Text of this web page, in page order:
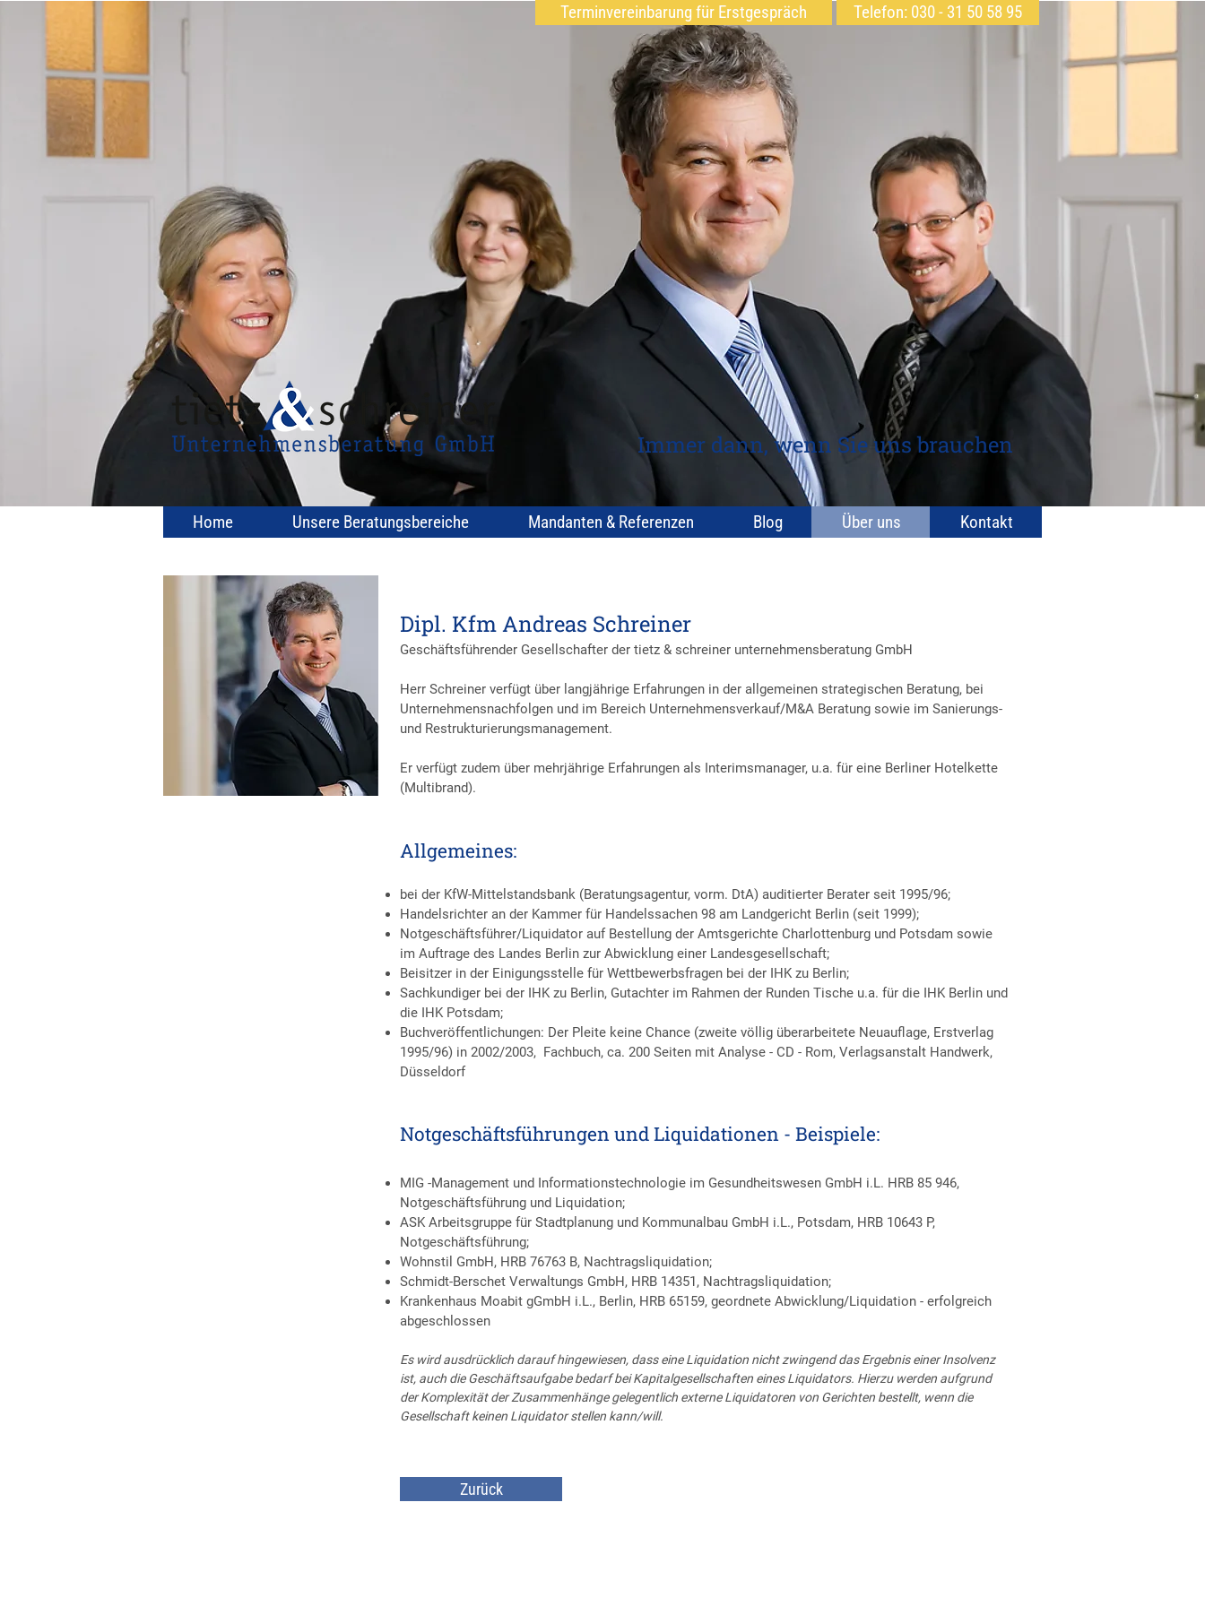
Terminvereinbarung für Erstgespräch
Immer dann, wenn Sie uns brauchen
Telefon: 030 - 31 50 58 95
Home Unsere Beratungsbereiche Mandanten & Referenzen Blog Über uns Kontakt
Dipl. Kfm Andreas Schreiner
Geschäftsführender Gesellschafter der tietz & schreiner unternehmensberatung GmbH
Herr Schreiner verfügt über langjährige Erfahrungen in der allgemeinen strategischen Beratung, bei
Unternehmensnachfolgen und im Bereich Unternehmensverkauf/M&A Beratung sowie im Sanierungs-
und Restrukturierungsmanagement.
Er verfügt zudem über mehrjährige Erfahrungen als Interimsmanager, u.a. für eine Berliner Hotelkette
(Multibrand).
Allgemeines:
bei der KfW-Mittelstandsbank (Beratungsagentur, vorm. DtA) auditierter Berater seit 1995/96;
Handelsrichter an der Kammer für Handelssachen 98 am Landgericht Berlin (seit 1999);
Notgeschäftsführer/Liquidator auf Bestellung der Amtsgerichte Charlottenburg und Potsdam sowie
im Auftrage des Landes Berlin zur Abwicklung einer Landesgesellschaft;
Beisitzer in der Einigungsstelle für Wettbewerbsfragen bei der IHK zu Berlin;
Sachkundiger bei der IHK zu Berlin, Gutachter im Rahmen der Runden Tische u.a. für die IHK Berlin und
die IHK Potsdam;
Buchveröffentlichungen: Der Pleite keine Chance (zweite völlig überarbeitete Neuauflage, Erstverlag
1995/96) in 2002/2003, Fachbuch, ca. 200 Seiten mit Analyse - CD - Rom, Verlagsanstalt Handwerk,
Düsseldorf
Notgeschäftsführungen und Liquidationen - Beispiele:
MIG -Management und Informationstechnologie im Gesundheitswesen GmbH i.L. HRB 85 946,
Notgeschäftsführung und Liquidation;
ASK Arbeitsgruppe für Stadtplanung und Kommunalbau GmbH i.L., Potsdam, HRB 10643 P,
Notgeschäftsführung;
Wohnstil GmbH, HRB 76763 B, Nachtragsliquidation;
Schmidt-Berschet Verwaltungs GmbH, HRB 14351, Nachtragsliquidation;
Krankenhaus Moabit gGmbH i.L., Berlin, HRB 65159, geordnete Abwicklung/Liquidation - erfolgreich
abgeschlossen
Es wird ausdrücklich darauf hingewiesen, dass eine Liquidation nicht zwingend das Ergebnis einer Insolvenz
ist, auch die Geschäftsaufgabe bedarf bei Kapitalgesellschaften eines Liquidators. Hierzu werden aufgrund
der Komplexität der Zusammenhänge gelegentlich externe Liquidatoren von Gerichten bestellt, wenn die
Gesellschaft keinen Liquidator stellen kann/will.
Zurück